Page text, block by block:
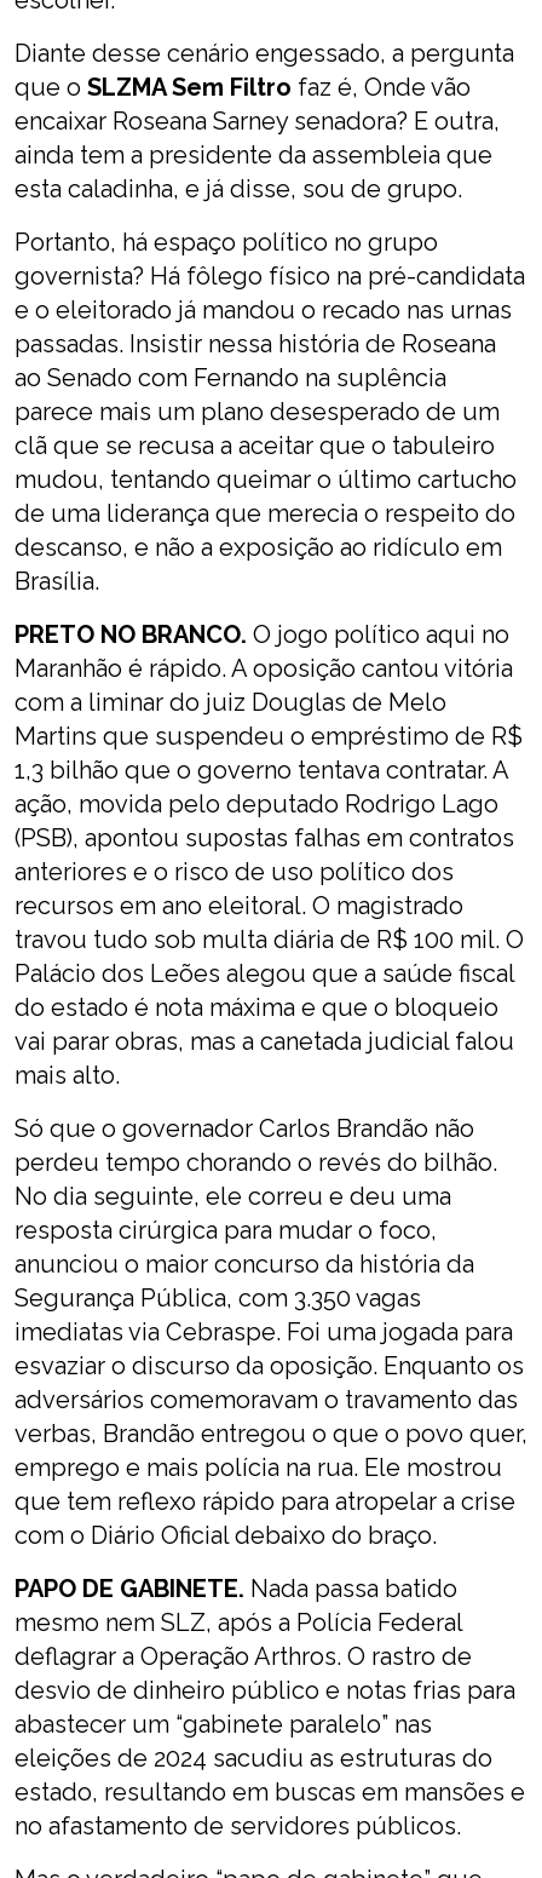
Diante desse cenário engessado, a pergunta
que o SLZMA Sem Filtro faz é, Onde vão
encaixar Roseana Sarney senadora? E outra,
ainda tem a presidente da assembleia que
esta caladinha, e já disse, sou de grupo.
Portanto, há espaço político no grupo
governista? Há fôlego físico na pré-candidata
e o eleitorado já mandou o recado nas urnas
passadas. Insistir nessa história de Roseana
ao Senado com Fernando na suplência
parece mais um plano desesperado de um
clã que se recusa a aceitar que o tabuleiro
mudou, tentando queimar o último cartucho
de uma liderança que merecia o respeito do
descanso, e não a exposição ao ridículo em
Brasília.
PRETO NO BRANCO. O jogo político aqui no
Maranhão é rápido. A oposição cantou vitória
com a liminar do juiz Douglas de Melo
Martins que suspendeu o empréstimo de R$
1,3 bilhão que o governo tentava contratar. A
ação, movida pelo deputado Rodrigo Lago
(PSB), apontou supostas falhas em contratos
anteriores e o risco de uso político dos
recursos em ano eleitoral. O magistrado
travou tudo sob multa diária de R$ 100 mil. O
Palácio dos Leões alegou que a saúde fiscal
do estado é nota máxima e que o bloqueio
vai parar obras, mas a canetada judicial falou
mais alto.
Só que o governador Carlos Brandão não
perdeu tempo chorando o revés do bilhão.
No dia seguinte, ele correu e deu uma
resposta cirúrgica para mudar o foco,
anunciou o maior concurso da história da
Segurança Pública, com 3.350 vagas
imediatas via Cebraspe. Foi uma jogada para
esvaziar o discurso da oposição. Enquanto os
adversários comemoravam o travamento das
verbas, Brandão entregou o que o povo quer,
emprego e mais polícia na rua. Ele mostrou
que tem reflexo rápido para atropelar a crise
com o Diário Oficial debaixo do braço.
PAPO DE GABINETE. Nada passa batido
mesmo nem SLZ, após a Polícia Federal
deflagrar a Operação Arthros. O rastro de
desvio de dinheiro público e notas frias para
abastecer um “gabinete paralelo” nas
eleições de 2024 sacudiu as estruturas do
estado, resultando em buscas em mansões e
no afastamento de servidores públicos.